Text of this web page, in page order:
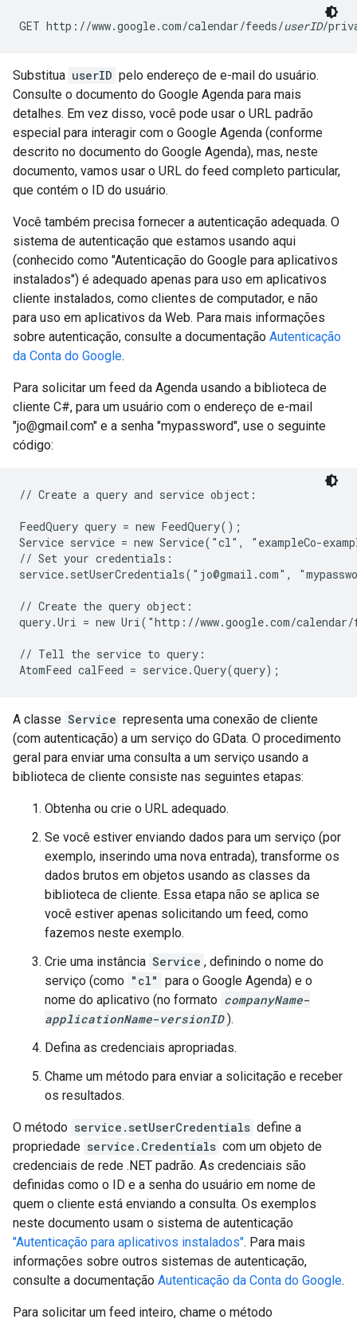
GET http://www.google.com/calendar/feeds/userID/
Substitua userID pelo endereço de e-mail do usuário.
Consulte o documento do Google Agenda para mais
detalhes. Em vez disso, você pode usar o URL padrão
especial para interagir com o Google Agenda (conforme
descrito no documento do Google Agenda), mas, neste
documento, vamos usar o URL do feed completo particular,
que contém o ID do usuário.
Você também precisa fornecer a autenticação adequada. O
sistema de autenticação que estamos usando aqui
(conhecido como "Autenticação do Google para aplicativos
instalados") é adequado apenas para uso em aplicativos
cliente instalados, como clientes de computador, e não
para uso em aplicativos da Web. Para mais informações
sobre autenticação, consulte a documentação Autenticação
da Conta do Google.
Para solicitar um feed da Agenda usando a biblioteca de
cliente C#, para um usuário com o endereço de e-mail
"jo@gmail.com" e a senha "mypassword", use o seguinte
código:
// Create a query and service object:
FeedQuery query = new FeedQuery();
Service service = new Service("cl", "exampleCo-
// Set your credentials:
service.setUserCredentials("jo@gmail.com",
// Create the query object:
query.Uri = new Uri("http://www.google.com/
// Tell the service to query:
AtomFeed calFeed = service.Query(query);
A classe Service representa uma conexão de cliente
(com autenticação) a um serviço do GData. O procedimento
geral para enviar uma consulta a um serviço usando a
biblioteca de cliente consiste nas seguintes etapas:
Obtenha ou crie o URL adequado.
Se você estiver enviando dados para um serviço (por
exemplo, inserindo uma nova entrada), transforme os
dados brutos em objetos usando as classes da
biblioteca de cliente. Essa etapa não se aplica se
você estiver apenas solicitando um feed, como
fazemos neste exemplo.
Crie uma instância Service , definindo o nome do
serviço (como "cl" para o Google Agenda) e o
nome do aplicativo (no formato companyName-
applicationName-versionID ).
Defina as credenciais apropriadas.
Chame um método para enviar a solicitação e receber
os resultados.
O método service.setUserCredentials define a
propriedade service.Credentials com um objeto de
credenciais de rede .NET padrão. As credenciais são
definidas como o ID e a senha do usuário em nome de
quem o cliente está enviando a consulta. Os exemplos
neste documento usam o sistema de autenticação
"Autenticação para aplicativos instalados". Para mais
informações sobre outros sistemas de autenticação,
consulte a documentação Autenticação da Conta do Google.
Para solicitar um feed inteiro, chame o método